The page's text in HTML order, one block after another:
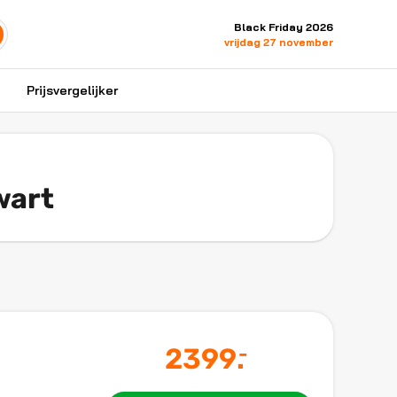
Black Friday 2026
vrijdag 27 november
Prijsvergelijker
2399.-